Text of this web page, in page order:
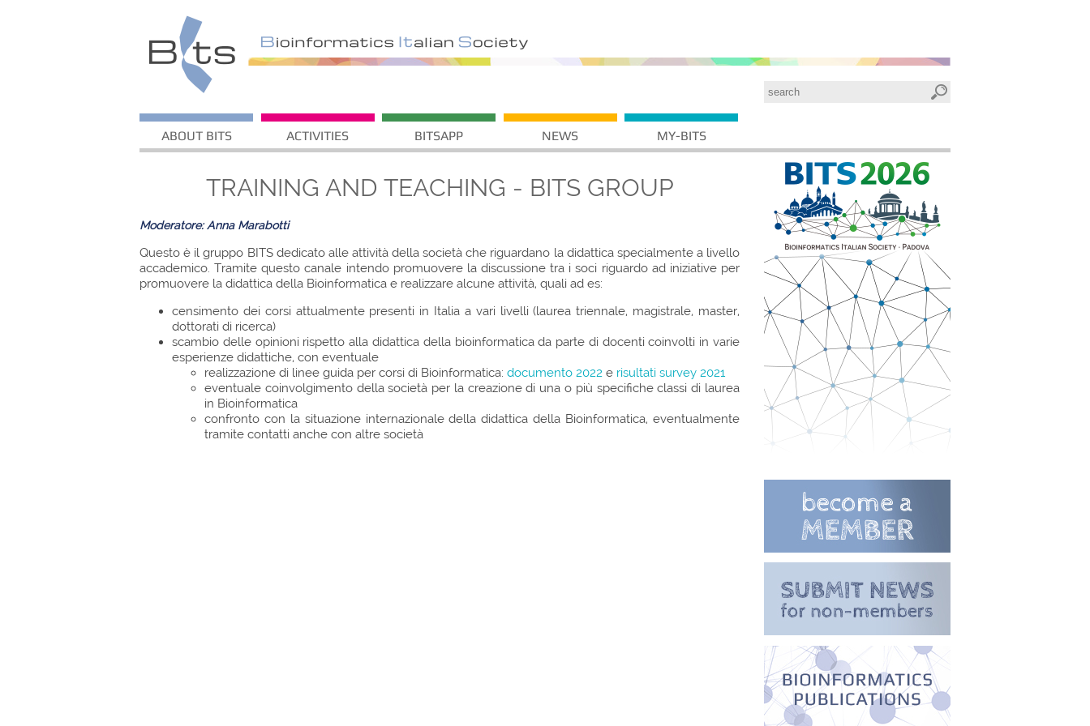
ABOUT BITS ACTIVITIES BITSAPP NEWS MY-BITS
TRAINING AND TEACHING - BITS GROUP
Moderatore: Anna Marabotti
Questo è il gruppo BITS dedicato alle attività della società che riguardano la didattica specialmente a livello
accademico. Tramite questo canale intendo promuovere la discussione tra i soci riguardo ad iniziative per
promuovere la didattica della Bioinformatica e realizzare alcune attività, quali ad es:
censimento dei corsi attualmente presenti in Italia a vari livelli (laurea triennale, magistrale, master,
dottorati di ricerca)
scambio delle opinioni rispetto alla didattica della bioinformatica da parte di docenti coinvolti in varie
esperienze didattiche, con eventuale
realizzazione di linee guida per corsi di Bioinformatica: documento 2022 e risultati survey 2021
eventuale coinvolgimento della società per la creazione di una o più specifiche classi di laurea
in Bioinformatica
confronto con la situazione internazionale della didattica della Bioinformatica, eventualmente
tramite contatti anche con altre società